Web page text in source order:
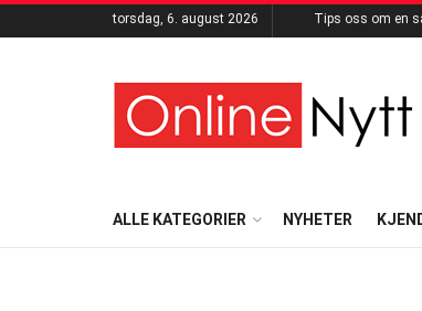
torsdag, 6. august 2026 Tips oss om en
ALLE KATEGORIER NYHETER